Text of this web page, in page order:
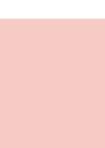
pretende desfrutar do seu
cimento, pedras (por
dos seus fatos de banho.
sempre a lavagem